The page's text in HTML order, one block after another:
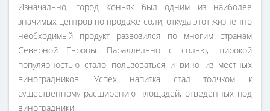
Изначально, город Коньяк был одним из наиболее
значимых центров по продаже соли, откуда этот жизненно
необходимый продукт развозился по многим странам
Северной Европы. Параллельно с солью, широкой
популярностью стало пользоваться и вино из местных
виноградников. Успех напитка стал толчком к
существенному расширению площадей, отведенных под
виноградники.